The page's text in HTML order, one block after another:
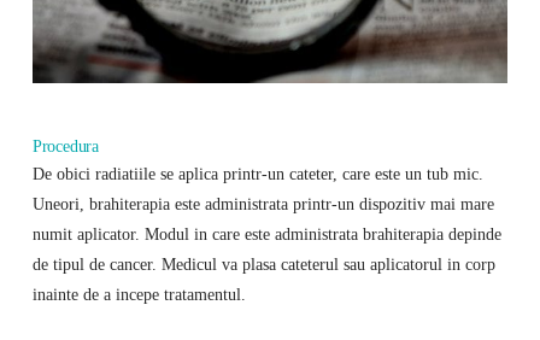
Procedura
De obici radiatiile se aplica printr-un cateter, care este un tub mic.
Uneori, brahiterapia este administrata printr-un dispozitiv mai mare
numit aplicator. Modul in care este administrata brahiterapia depinde
de tipul de cancer. Medicul va plasa cateterul sau aplicatorul in corp
inainte de a incepe tratamentul.